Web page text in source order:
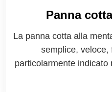
Panna
La panna cotta alla
semplice, veloce,
particolarmente
quando non si vuole